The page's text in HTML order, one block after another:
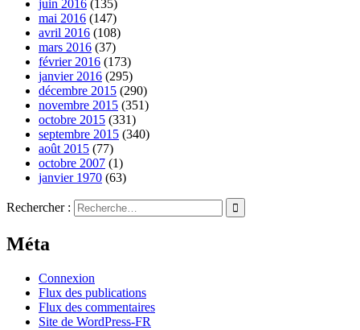
juin 2016 (135)
mai 2016 (147)
avril 2016 (108)
mars 2016 (37)
février 2016 (173)
janvier 2016 (295)
décembre 2015 (290)
novembre 2015 (351)
octobre 2015 (331)
septembre 2015 (340)
août 2015 (77)
octobre 2007 (1)
janvier 1970 (63)
Rechercher :
Méta
Connexion
Flux des publications
Flux des commentaires
Site de WordPress-FR